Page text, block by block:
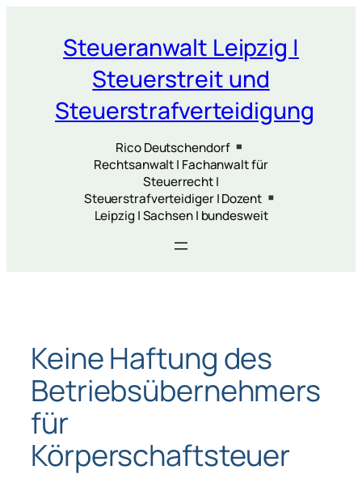
springenSteueranwalt Leipzig |
Steuerstreit und
Steuerstrafverteidigung
Rico Deutschendorf
Rechtsanwalt | Fachanwalt für
Steuerrecht |
Steuerstrafverteidiger | Dozent
Leipzig | Sachsen | bundesweit
Keine Haftung des
Betriebsübernehmers
für
Körperschaftsteuer